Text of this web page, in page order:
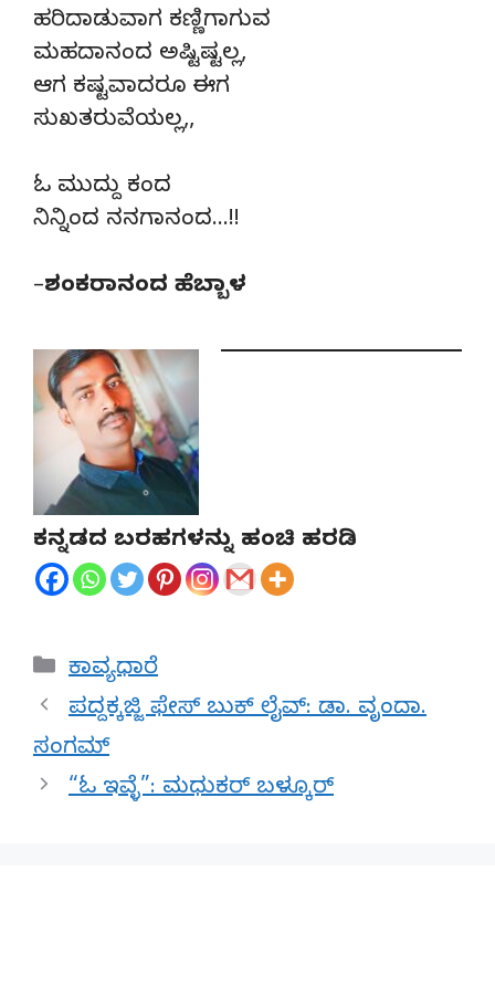
ಹರಿದಾಡುವಾಗ ಕಣ್ಣಿಗಾಗುವ
ಮಹದಾನಂದ ಅಷ್ಟಿಷ್ಟಲ್ಲ,
ಆಗ ಕಷ್ಟವಾದರೂ ಈಗ
ಸುಖತರುವೆಯಲ್ಲ,,
ಓ ಮುದ್ದು ಕಂದ
ನಿನ್ನಿಂದ ನನಗಾನಂದ…!!
–ಶಂಕರಾನಂದ ಹೆಬ್ಬಾಳ
ಕನ್ನಡದ ಬರಹಗಳನ್ನು ಹಂಚಿ ಹರಡಿ
Categories
ಕಾವ್ಯಧಾರೆ
ಪದ್ದಕ್ಕಜ್ಜಿ ಫೇಸ್ ಬುಕ್ ಲೈವ್: ಡಾ. ವೃಂದಾ.
ಸಂಗಮ್
“ಓ ಇವ್ಳೆ”: ಮಧುಕರ್ ಬಳ್ಕೂರ್